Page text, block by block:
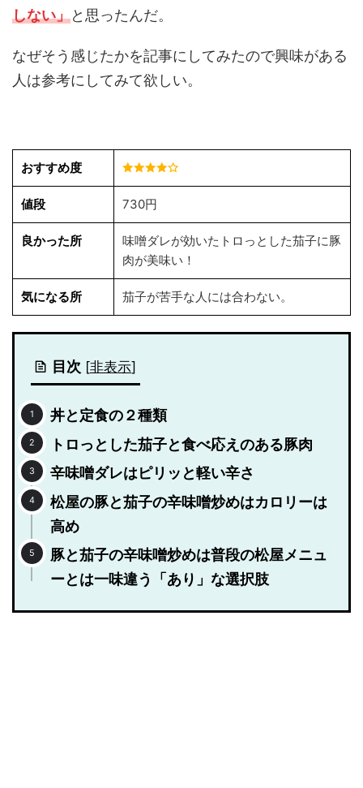
しない」と思ったんだ。
なぜそう感じたかを記事にしてみたので興味がある
人は参考にしてみて欲しい。
おすすめ度
値段 730円
良かった所
味噌ダレが効いたトロっとした茄子に豚
肉が美味い！
気になる所 茄子が苦手な人には合わない。
目次 [非表示]
丼と定食の２種類
トロっとした茄子と食べ応えのある豚肉
辛味噌ダレはピリッと軽い辛さ
松屋の豚と茄子の辛味噌炒めはカロリーは
高め
豚と茄子の辛味噌炒めは普段の松屋メニュ
ーとは一味違う「あり」な選択肢